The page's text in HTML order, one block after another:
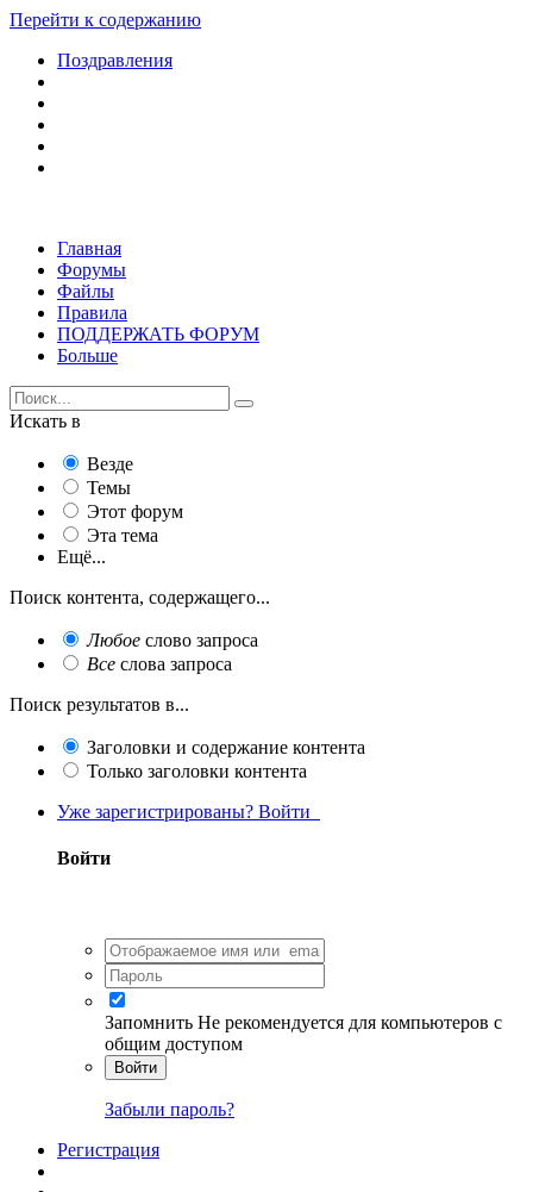
Перейти к содержанию
Поздравления
Главная
Форумы
Файлы
Правила
ПОДДЕРЖАТЬ ФОРУМ
Больше
Искать в
Везде
Темы
Этот форум
Эта тема
Ещё...
Поиск контента, содержащего...
Любое слово запроса
Все слова запроса
Поиск результатов в...
Заголовки и содержание контента
Только заголовки контента
Уже зарегистрированы? Войти
Войти
Запомнить Не рекомендуется для компьютеров с
общим доступом
Войти
Забыли пароль?
Регистрация